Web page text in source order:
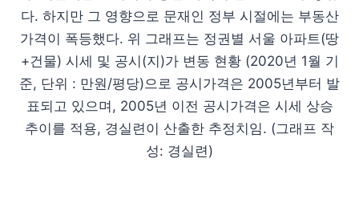
다. 하지만 그 영향으로 문재인 정부 시절에는 부동산
가격이 폭등했다. 위 그래프는 정권별 서울 아파트(땅
+건물) 시세 및 공시(지)가 변동 현황 (2020년 1월 기
준, 단위 : 만원/평당)으로 공시가격은 2005년부터 발
표되고 있으며, 2005년 이전 공시가격은 시세 상승
추이를 적용, 경실련이 산출한 추정치임. (그래프 작
성: 경실련)